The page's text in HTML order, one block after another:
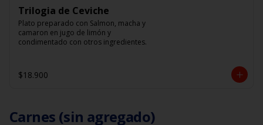
Trilogia de Ceviche
Plato preparado con Salmon, macha y
camaron en jugo de limón y
condimentado con otros ingredientes.
$18.900
Carnes (sin agregado)